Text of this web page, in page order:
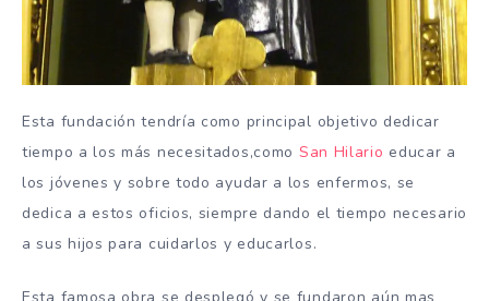
Esta fundación tendría como principal objetivo dedicar
tiempo a los más necesitados,como San Hilario educar a
los jóvenes y sobre todo ayudar a los enfermos, se
dedica a estos oficios, siempre dando el tiempo necesario
a sus hijos para cuidarlos y educarlos.